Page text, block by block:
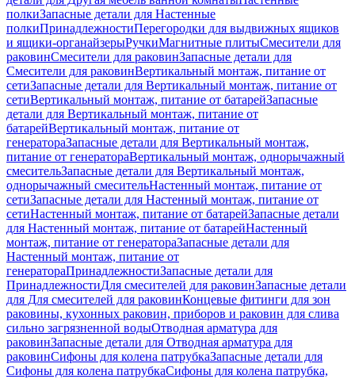
полкиЗапасные детали для Настенные
полкиПринадлежностиПерегородки для выдвижных ящиков
и ящики-органайзерыРучкиМагнитные плитыСмесители для
раковинСмесители для раковинЗапасные детали для
Смесители для раковинВертикальный монтаж, питание от
сетиЗапасные детали для Вертикальный монтаж, питание от
сетиВертикальный монтаж, питание от батарейЗапасные
детали для Вертикальный монтаж, питание от
батарейВертикальный монтаж, питание от
генератораЗапасные детали для Вертикальный монтаж,
питание от генератораВертикальный монтаж, однорычажный
смесительЗапасные детали для Вертикальный монтаж,
однорычажный смесительНастенный монтаж, питание от
сетиЗапасные детали для Настенный монтаж, питание от
сетиНастенный монтаж, питание от батарейЗапасные детали
для Настенный монтаж, питание от батарейНастенный
монтаж, питание от генератораЗапасные детали для
Настенный монтаж, питание от
генератораПринадлежностиЗапасные детали для
ПринадлежностиДля смесителей для раковинЗапасные детали
для Для смесителей для раковинКонцевые фитинги для зон
раковины, кухонных раковин, приборов и раковин для слива
сильно загрязненной водыОтводная арматура для
раковинЗапасные детали для Отводная арматура для
раковинСифоны для колена патрубкаЗапасные детали для
Сифоны для колена патрубкаСифоны для колена патрубка,